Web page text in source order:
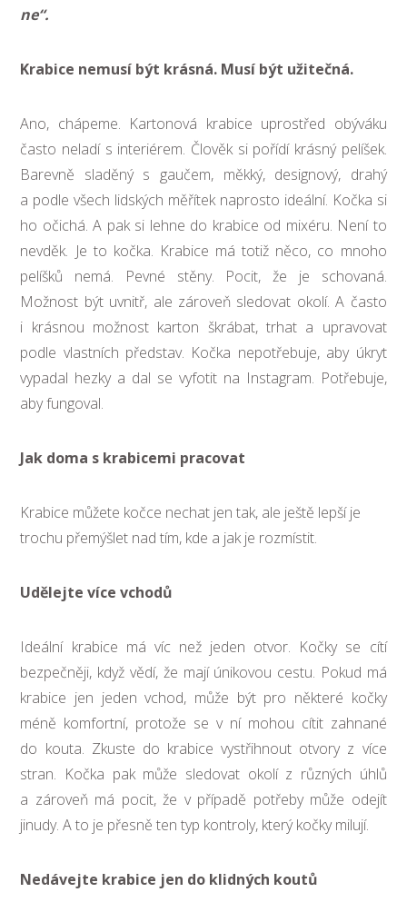
ne“.
Krabice nemusí být krásná. Musí být užitečná.
Ano, chápeme. Kartonová krabice uprostřed obýváku
často neladí s interiérem. Člověk si pořídí krásný pelíšek.
Barevně sladěný s gaučem, měkký, designový, drahý
a podle všech lidských měřítek naprosto ideální. Kočka si
ho očichá. A pak si lehne do krabice od mixéru. Není to
nevděk. Je to kočka. Krabice má totiž něco, co mnoho
pelíšků nemá. Pevné stěny. Pocit, že je schovaná.
Možnost být uvnitř, ale zároveň sledovat okolí. A často
i krásnou možnost karton škrábat, trhat a upravovat
podle vlastních představ. Kočka nepotřebuje, aby úkryt
vypadal hezky a dal se vyfotit na Instagram. Potřebuje,
aby fungoval.
Jak doma s krabicemi pracovat
Krabice můžete kočce nechat jen tak, ale ještě lepší je
trochu přemýšlet nad tím, kde a jak je rozmístit.
Udělejte více vchodů
Ideální krabice má víc než jeden otvor. Kočky se cítí
bezpečněji, když vědí, že mají únikovou cestu. Pokud má
krabice jen jeden vchod, může být pro některé kočky
méně komfortní, protože se v ní mohou cítit zahnané
do kouta. Zkuste do krabice vystřihnout otvory z více
stran. Kočka pak může sledovat okolí z různých úhlů
a zároveň má pocit, že v případě potřeby může odejít
jinudy. A to je přesně ten typ kontroly, který kočky milují.
Nedávejte krabice jen do klidných koutů